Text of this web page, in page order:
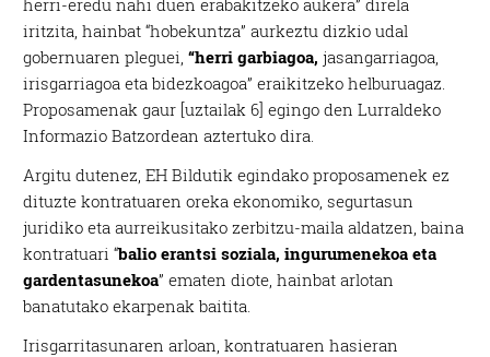
iritzita, hainbat “hobekuntza” aurkeztu dizkio udal
gobernuaren pleguei,“herri garbiagoa, jasangarriagoa,
irisgarriagoa eta bidezkoagoa” eraikitzeko helburuagaz.
Proposamenak gaur [uztailak 6] egingo den Lurraldeko
Informazio Batzordean aztertuko dira.
Argitu dutenez, EH Bildutik egindako proposamenek ez
dituzte kontratuaren oreka ekonomiko, segurtasun
juridiko eta aurreikusitako zerbitzu-maila aldatzen, baina
kontratuari “balio erantsi soziala, ingurumenekoa eta
gardentasunekoa” ematen diote, hainbat arlotan
banatutako ekarpenak baitita.
Irisgarritasunaren arloan, kontratuaren hasieran